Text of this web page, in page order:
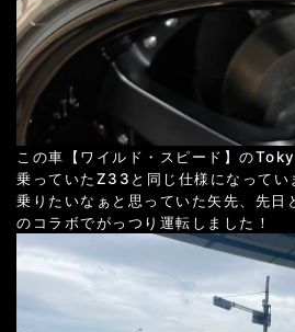
この車【ワイルド・スピード】の
乗っていたZ33と同じ仕様になってい
乗りたいなぁと思っていた矢先、先
のコラボでがっつり運転しました！